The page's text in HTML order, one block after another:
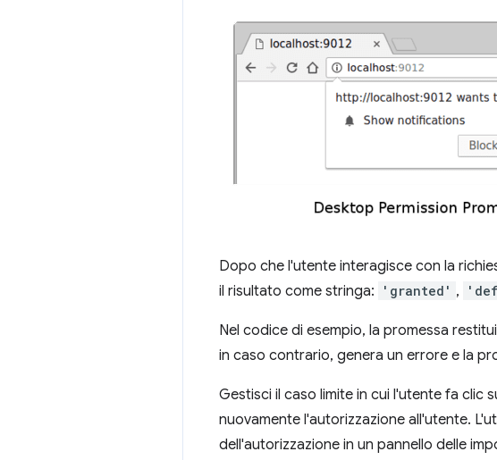
Dopo che l'utente interagisce con la
il risultato come stringa:
'granted' ,
Nel codice di esempio, la promessa
in caso contrario, genera un errore e la
Gestisci il caso limite in cui l'utente fa clic
nuovamente l'autorizzazione all'utente.
dell'autorizzazione in un pannello delle